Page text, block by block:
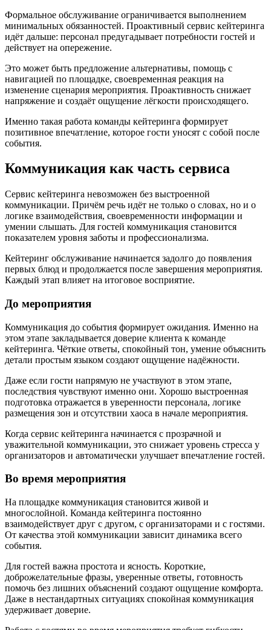
Формальное обслуживание ограничивается выполнением
минимальных обязанностей. Проактивный сервис кейтеринга
идёт дальше: персонал предугадывает потребности гостей и
действует на опережение.
Это может быть предложение альтернативы, помощь с
навигацией по площадке, своевременная реакция на
изменение сценария мероприятия. Проактивность снижает
напряжение и создаёт ощущение лёгкости происходящего.
Именно такая работа команды кейтеринга формирует
позитивное впечатление, которое гости уносят с собой после
события.
Коммуникация как часть сервиса
Сервис кейтеринга невозможен без выстроенной
коммуникации. Причём речь идёт не только о словах, но и о
логике взаимодействия, своевременности информации и
умении слышать. Для гостей коммуникация становится
показателем уровня заботы и профессионализма.
Кейтеринг обслуживание начинается задолго до появления
первых блюд и продолжается после завершения мероприятия.
Каждый этап влияет на итоговое восприятие.
До мероприятия
Коммуникация до события формирует ожидания. Именно на
этом этапе закладывается доверие клиента к команде
кейтеринга. Чёткие ответы, спокойный тон, умение объяснить
детали простым языком создают ощущение надёжности.
Даже если гости напрямую не участвуют в этом этапе,
последствия чувствуют именно они. Хорошо выстроенная
подготовка отражается в уверенности персонала, логике
размещения зон и отсутствии хаоса в начале мероприятия.
Когда сервис кейтеринга начинается с прозрачной и
уважительной коммуникации, это снижает уровень стресса у
организаторов и автоматически улучшает впечатление гостей.
Во время мероприятия
На площадке коммуникация становится живой и
многослойной. Команда кейтеринга постоянно
взаимодействует друг с другом, с организаторами и с гостями.
От качества этой коммуникации зависит динамика всего
события.
Для гостей важна простота и ясность. Короткие,
доброжелательные фразы, уверенные ответы, готовность
помочь без лишних объяснений создают ощущение комфорта.
Даже в нестандартных ситуациях спокойная коммуникация
удерживает доверие.